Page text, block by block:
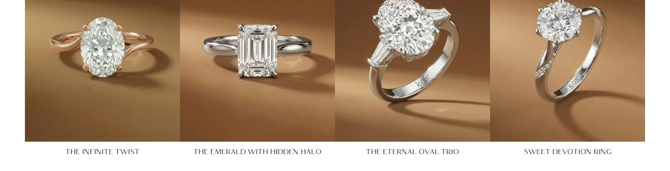
THE INFINITE TWIST THE EMERALD WITH HIDDEN HALO THE ETERNAL OVAL TRIO SWEET DEVOTION RING